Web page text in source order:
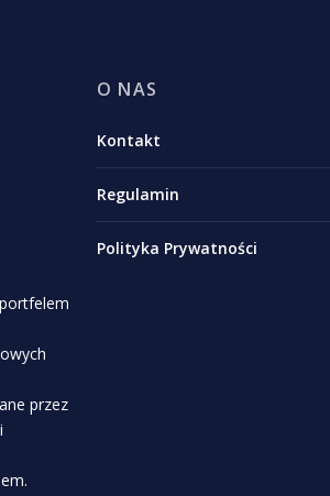
przez
O NAS
Kontakt
Regulamin
Polityka Prywatności